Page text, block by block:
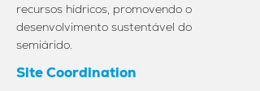
recursos hídricos, promovendo o
desenvolvimento sustentável do
semiárido.
Site Coordination